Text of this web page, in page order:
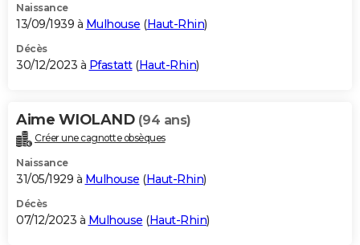
Naissance
13/09/1939 à Mulhouse (Haut-Rhin)
Décès
30/12/2023 à Pfastatt(Haut-Rhin)
Aime WIOLAND (94 ans)
Créer une cagnotte obsèques
Naissance
31/05/1929 à Mulhouse (Haut-Rhin)
Décès
07/12/2023 à Mulhouse (Haut-Rhin)